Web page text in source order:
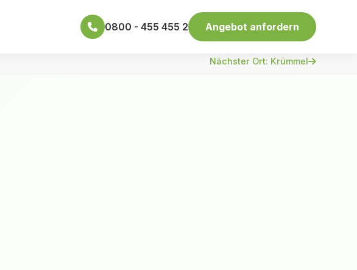
0800 - 455 455 2 Angebot anfordern
Nächster Ort: Krümmel